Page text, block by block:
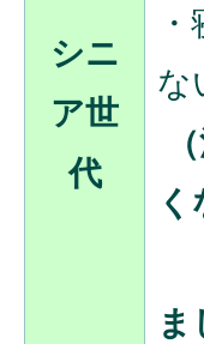
シニ
ア世
代
な
ま